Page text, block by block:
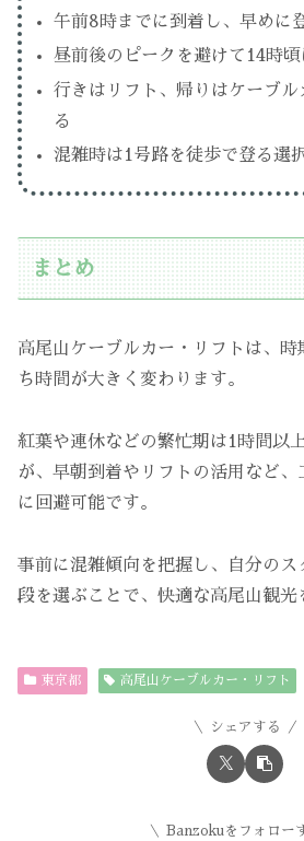
午前8時までに到着し、早めに
昼前後のピークを避けて14時頃
行きはリフト、帰りはケーブル
る
混雑時は1号路を徒歩で登る選
まとめ
高尾山ケーブルカー・リフトは、
ち時間が大きく変わります。
紅葉や連休などの繁忙期は1時間以
が、早朝到着やリフトの活用など
に回避可能です。
事前に混雑傾向を把握し、自分の
段を選ぶことで、快適な高尾山観光
東京都 高尾山ケーブルカー・リフト
シェアする
Banzokuをフォロー